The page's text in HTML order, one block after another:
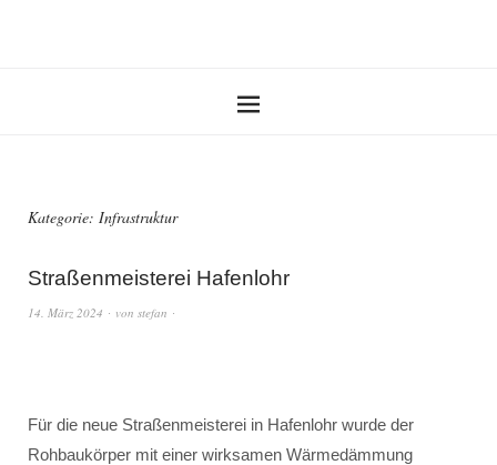
Kategorie: Infrastruktur
Straßenmeisterei Hafenlohr
14. März 2024 von stefan
Für die neue Straßenmeisterei in Hafenlohr wurde der
Rohbaukörper mit einer wirksamen Wärmedämmung